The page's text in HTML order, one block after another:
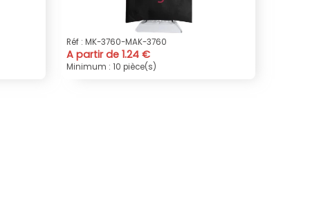
Réf : MK-3760-MAK-3760
A partir de 1.24 €
Minimum : 10 pièce(s)